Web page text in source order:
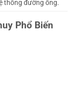
thống đường ống.
Phổ Biến